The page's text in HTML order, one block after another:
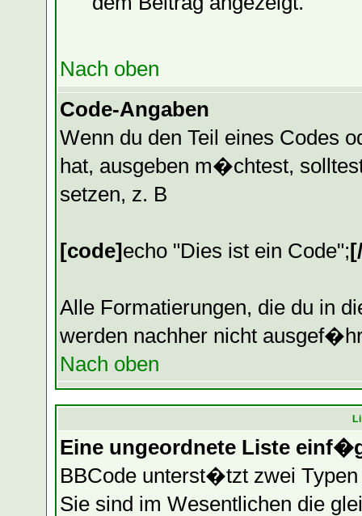
Nach oben
Code-Angaben
Wenn du den Teil eines Codes
hat, ausgeben m�chtest,
setzen, z. B
[code] echo "Dies ist ein Code";
Alle Formatierungen, die du in
werden nachher nicht
Nach oben
Eine ungeordnete Liste
BBCode unterst�tzt zwei
Sie sind im Wesentlichen die